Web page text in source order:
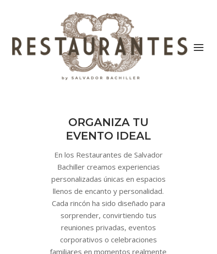
Menú
ORGANIZA TU
EVENTO IDEAL
En los Restaurantes de Salvador
Bachiller creamos experiencias
personalizadas únicas en espacios
llenos de encanto y personalidad.
Cada rincón ha sido diseñado para
sorprender, convirtiendo tus
reuniones privadas, eventos
corporativos o celebraciones
familiares en momentos realmente